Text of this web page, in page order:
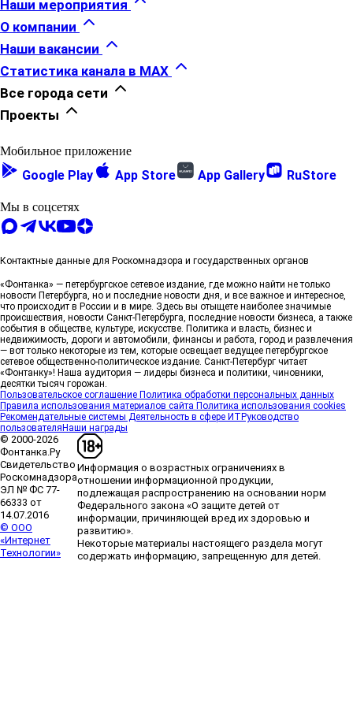
дело.
7 августа, 14:50
ГК «Едино» поздравляет коллег и партнёров с
7 августа, 13:41
жильё*Теперь квартиру в сданном ЖК
«Образцовый квартал 14» можно купить со
специальной скидкой.
Группа Аквилон — «Самый
клиентоориентированный застройщик
Ленинградской области» 2026Группа Аквилон
стала одним из победителей конкурса «Лучшая
строительная организация Ленинградской области
2026» в номинации «Самый
клиентоориентированный застройщик
Ленинградской области».
6 августа, 16:50
«Лучший проект КРТ» Ленобласти — микрорайон
«Город Звёзд»Победителем профессионального
конкурса «Лучшая строительная организация 2025
года» в номинации «За лучший проект
комплексного развития территорий» стал жилой
микрорайон «Город Звёзд».
6 августа, 16:07
ГК «А101» и фонд «НИКА» объединяют усилия для
защиты животных в рамках программы
биоразнообразияГруппа компаний «А101» и
Благотворительный фонд помощи бездомным
Наши мероприятия
О компании
Наши вакансии
Статистика канала в MAX
Все города сети
Проекты
Мобильное приложение
Google Play App Store App Gallery RuStore
Мы в соцсетях
Контактные данные для Роскомнадзора и государственных органов
«Фонтанка» — петербургское сетевое издание, где можно найти не только
новости Петербурга, но и последние новости дня, и все важное и интересное,
что происходит в России и в мире. Здесь вы отыщете наиболее значимые
происшествия, новости Санкт-Петербурга, последние новости бизнеса, а также
события в обществе, культуре, искусстве. Политика и власть, бизнес и
недвижимость, дороги и автомобили, финансы и работа, город и развлечения
— вот только некоторые из тем, которые освещает ведущее петербургское
сетевое общественно-политическое издание. Санкт-Петербург читает
«Фонтанку»! Наша аудитория — лидеры бизнеса и политики, чиновники,
десятки тысяч горожан.
Пользовательское соглашение Политика обработки персональных данных
Правила использования материалов сайта Политика использования cookies
Рекомендательные системы Деятельность в сфере ИТРуководство
пользователяНаши награды
© 2000-2026
Фонтанка.Ру
Свидетельство
Роскомнадзора
ЭЛ № ФС 77-
66333 от
14.07.2016
© ООО
«Интернет
Технологии»
Информация о возрастных ограничениях в
отношении информационной продукции,
подлежащая распространению на основании норм
Федерального закона «О защите детей от
информации, причиняющей вред их здоровью и
развитию».
Некоторые материалы настоящего раздела могут
содержать информацию, запрещенную для детей.